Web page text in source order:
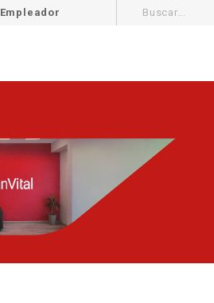
Empleador